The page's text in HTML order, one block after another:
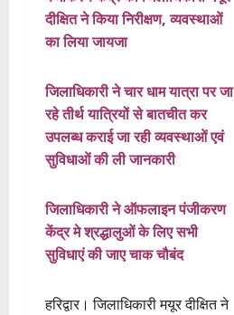
दीक्षित ने किया निरीक्षण, व्यवस्थाओं
का लिया जायजा
जिलाधिकारी ने चार धाम यात्रा पर जा
रहे तीर्थ यात्रियों से बातचीत कर
उपलब्ध कराई जा रही व्यवस्थाओं एवं
सुविधाओं की ली जानकारी
जिलाधिकारी ने ऑफलाइन पंजीकरण
केंद्र मे श्रद्धालुओं के लिए सभी
सुविधाएं की जाए चाक चौबंद
हरिद्वार। जिलाधिकारी मयूर दीक्षित ने